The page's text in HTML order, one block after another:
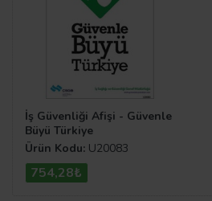
İş güvenliği afişleri
Aradığınız en ucuz iş
çeşitlerini sunan firmamız bir
güvenliği afişlerimiz; Sağlık
sitemizin İş Güvenliği Afişleri
İş Güvenliği Afişi - Güvenle
Büyü Türkiye
Ürün Kodu: U20083
754,28₺